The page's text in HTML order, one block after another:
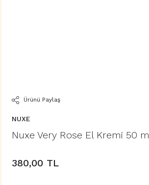
Ürünü Paylaş
NUXE
Nuxe Very Rose El Kremi 50
380,00 TL